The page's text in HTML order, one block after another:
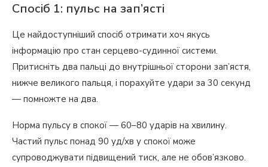
Спосіб 1: пульс на зап’ясті
Це найдоступніший спосіб отримати хоч якусь
інформацію про стан серцево-судинної системи.
Притисніть два пальці до внутрішньої сторони зап’ястя,
нижче великого пальця, і порахуйте удари за 30 секунд
— помножте на два.
Норма пульсу в спокої — 60–80 ударів на хвилину.
Частий пульс понад 90 уд/хв у спокої може
супроводжувати підвищений тиск, але не обов’язково.